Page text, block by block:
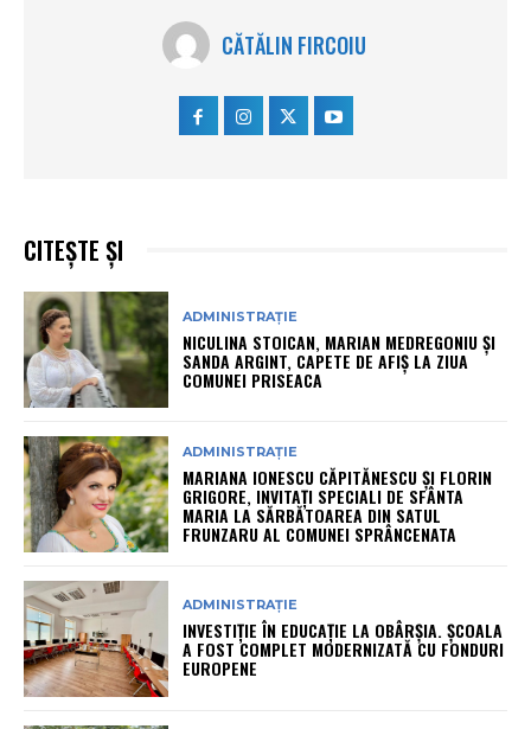
CĂTĂLIN FIRCOIU
CITEȘTE ȘI
ADMINISTRAȚIE
NICULINA STOICAN, MARIAN MEDREGONIU ȘI
SANDA ARGINT, CAPETE DE AFIȘ LA ZIUA
COMUNEI PRISEACA
ADMINISTRAȚIE
MARIANA IONESCU CĂPITĂNESCU ȘI FLORIN
GRIGORE, INVITAȚI SPECIALI DE SFÂNTA
MARIA LA SĂRBĂTOAREA DIN SATUL
FRUNZARU AL COMUNEI SPRÂNCENATA
ADMINISTRAȚIE
INVESTIȚIE ÎN EDUCAȚIE LA OBÂRȘIA. ȘCOALA
A FOST COMPLET MODERNIZATĂ CU FONDURI
EUROPENE